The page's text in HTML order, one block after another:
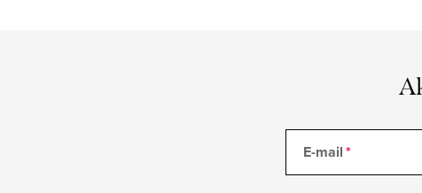
E-mail